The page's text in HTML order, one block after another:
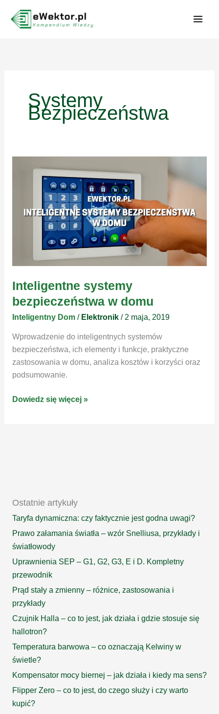
Systemy
Bezpieczeństwa
Inteligentne systemy
bezpieczeństwa w domu
Inteligentny Dom/ Elektronik / 2 maja, 2019
Wprowadzenie do inteligentnych systemów
bezpieczeństwa, ich elementy i funkcje, praktyczne
zastosowania w domu, analiza kosztów i korzyści oraz
podsumowanie.
Inteligentne
Dowiedz się więcej »
Ostatnie artykuły
Taryfa dynamiczna: czy faktycznie jest godna uwagi?
Prawo załamania światła – wzór Snelliusa, przykłady i
światłowody
Uprawnienia SEP – G1, G2, G3, E i D. Kompletny
przewodnik
Prąd stały a zmienny – różnice, zastosowania i
przykłady
Czujnik Halla – co to jest, jak działa i gdzie stosuje się
hallotron?
Temperatura barwowa – co oznaczają Kelwiny w
świetle?
Kompensator mocy biernej – jak działa i kiedy ma sens?
Flipper Zero – co to jest, do czego służy i czy warto
kupić?